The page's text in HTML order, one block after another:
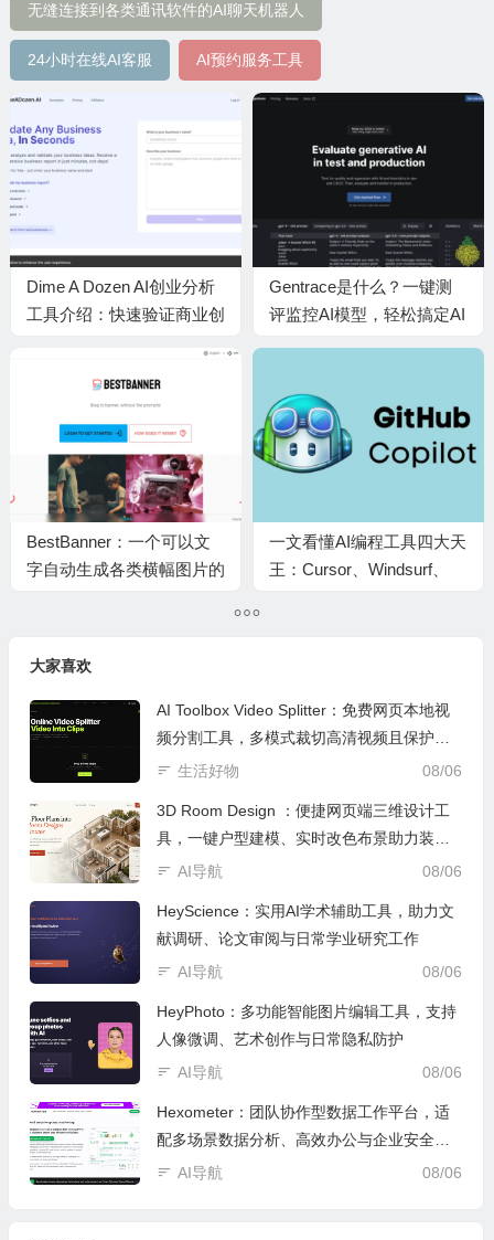
无缝连接到各类通讯软件的AI聊天机器人
24小时在线AI客服 AI预约服务工具
Dime A Dozen AI创业分析
工具介绍：快速验证商业创
Gentrace是什么？一键测
评监控AI模型，轻松搞定AI
BestBanner：一个可以文
字自动生成各类横幅图片的
一文看懂AI编程工具四大天
王：Cursor、Windsurf、
大家喜欢
AI Toolbox Video Splitter：免费网页本地视
频分割工具，多模式裁切高清视频且保护隐
私
08/06
生活好物
3D Room Design ：便捷网页端三维设计工
具，一键户型建模、实时改色布景助力装修
设计
08/06
AI导航
HeyScience：实用AI学术辅助工具，助力文
献调研、论文审阅与日常学业研究工作
08/06
AI导航
HeyPhoto：多功能智能图片编辑工具，支持
人像微调、艺术创作与日常隐私防护
08/06
AI导航
Hexometer：团队协作型数据工作平台，适
配多场景数据分析、高效办公与企业安全管
控
08/06
AI导航